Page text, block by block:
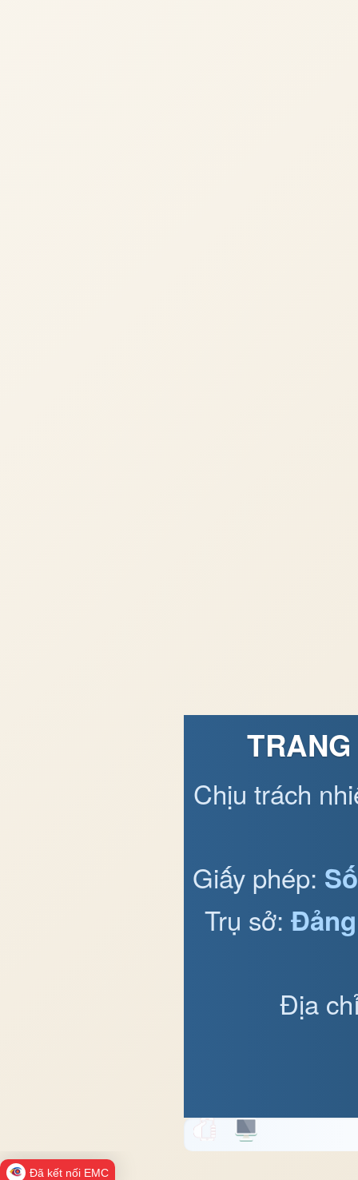
Chịu trách
Giấy phép:
Trụ sở:
Địa
Đã kết nối EMC